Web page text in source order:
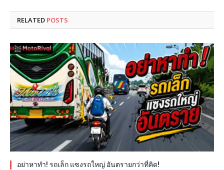
RELATED POSTS
อย่าหาทำ! รถเล็ก แซงรถใหญ่ อันตรายกว่าที่คิด!